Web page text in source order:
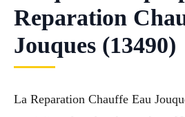
Reparation
Jouques (13490)
La Reparation Chauffe Eau